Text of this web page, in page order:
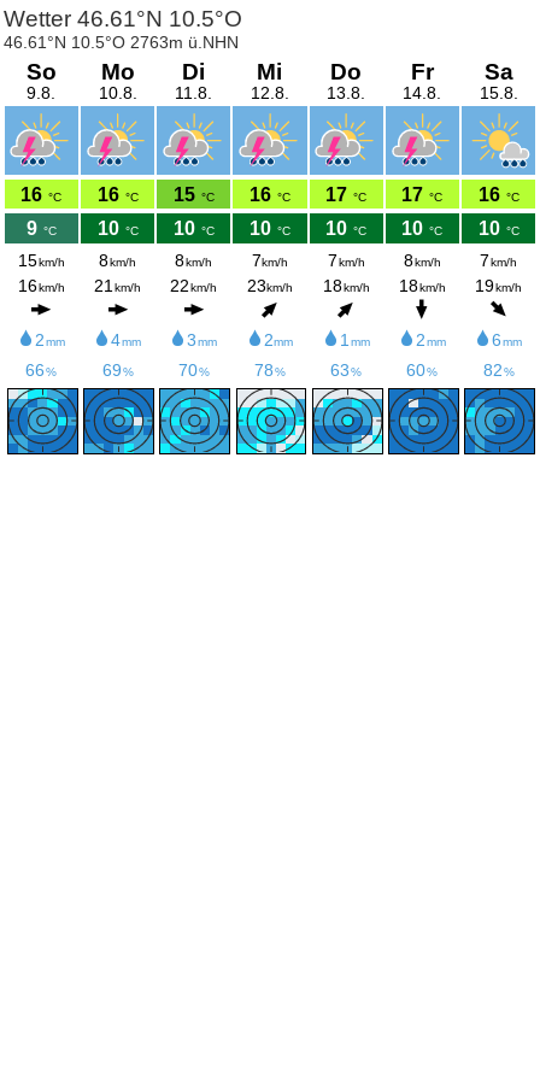
Wetter 46.61°N 10.5°O
46.61°N 10.5°O 2763m ü.NHN
So
9.8.
16 °C
9 °C
15km/h
16km/h
2mm
66 %
Mo
10.8.
16 °C
10 °C
8km/h
21 km/h
4mm
69%
Di
11.8.
15 °C
10 °C
8km/h
22 km/h
3 mm
70%
Mi
12.8.
16 °C
10 °C
7km/h
23km/h
2mm
78%
Do
13.8.
17 °C
10 °C
7km/h
18km/h
1mm
63%
Fr
14.8.
17 °C
10 °C
8km/h
18km/h
2mm
60%
Sa
15.8.
16 °C
10 °C
7km/h
19km/h
6mm
82%